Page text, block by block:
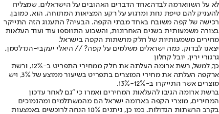
לא על השווארמה לבדה:אחד הדברים האהובים על הישראלים, שמצליח
להעניק להם טיפת נחת ומרגוע על רקע המציאות המתוחה, הוא, כמובן,
רכישה של קפה משובח באחד מבתי הקפה. הבעיה? התענוג הזה התייקר
בצורה משמעותית בשנים האחרונות, והשבוע התווספו עוד ועוד העלאות
מחירים משמעותיות של חלק מרשתות הקפה בישראל.
יצאנו לבדוק, כמה ישראלים משלמים על קפה? // היאלי יעקבי-הנדלסמן,
גרגורי ירין, יובל קחלון
כך, למשל, רשת ארומה העלתה את חלק ממחירי התפריט ב-12%, ורשת
ארקפה העלתה את מחירי המוצרים בתפריט בשיעור ממוצע של 3%, ויש
מוצרים אשר התייקרו ב-12%-13%.
ברשת ארומה הגיבו להעלאות המחירים ואמרו כי "גם לאחר עדכון
המחירים, מוצרי הקפה בארומה ישראל הם מהמשתלמים ומהנמוכים
בקרב הרשתות הגדולות. כמו כן, ניתנים 10% הנחה לרוכשים באמצעות